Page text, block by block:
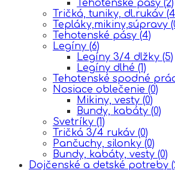
Tehotenské pásy (2)
Tričká, tuniky, dl.rukáv
Tepláky,mikiny,súpravy
Tehotenské pásy (4)
Legíny (6)
Legíny 3/4 dlžky (5)
Legíny dlhé (1)
Tehotenské spodné
Nosiace oblečenie (0)
Mikiny, vesty (0)
Bundy, kabáty (0)
Svetríky (1)
Tričká 3/4 rukáv (0)
Pančuchy, silonky (0)
Bundy, kabáty, vesty (0)
Dojčenské a detské potreby